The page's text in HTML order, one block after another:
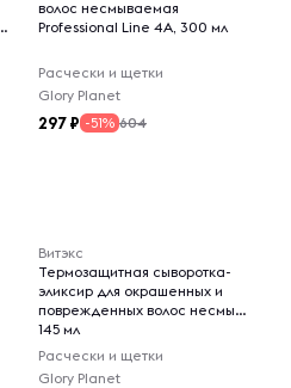
волос несмываемая
Professional Line 4A, 300 мл
Расчески и щетки
Glory Planet
297 -51% 604
Витэкс
Термозащитная сыворотка-
эликсир для окрашенных и
поврежденных волос несмыв,
145 мл
Расчески и щетки
Glory Planet